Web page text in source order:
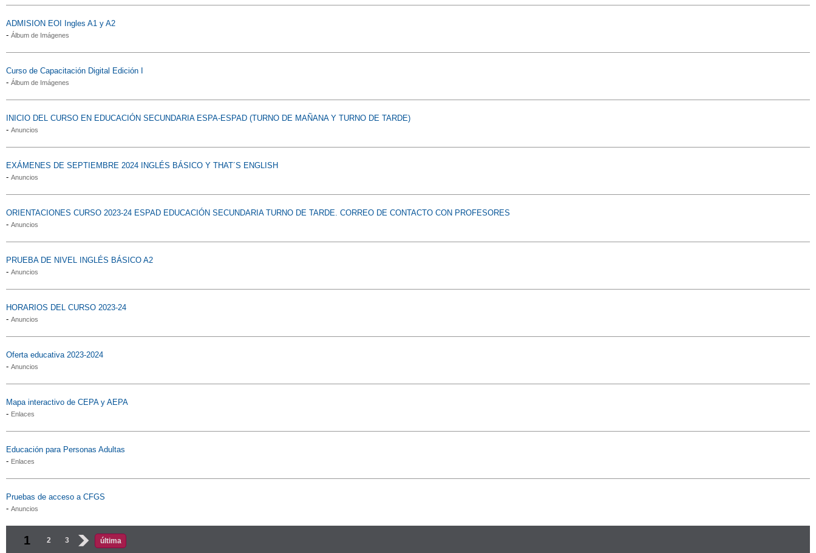
ADMISION EOI Ingles A1 y A2
- Álbum de Imágenes
Curso de Capacitación Digital Edición I
- Álbum de Imágenes
INICIO DEL CURSO EN EDUCACIÓN SECUNDARIA ESPA-ESPAD (TURNO DE MAÑANA Y TURNO DE TARDE)
- Anuncios
EXÁMENES DE SEPTIEMBRE 2024 INGLÉS BÁSICO Y THAT´S ENGLISH
- Anuncios
ORIENTACIONES CURSO 2023-24 ESPAD EDUCACIÓN SECUNDARIA TURNO DE TARDE. CORREO DE CONTACTO CON PROFESORES
- Anuncios
PRUEBA DE NIVEL INGLÉS BÁSICO A2
- Anuncios
HORARIOS DEL CURSO 2023-24
- Anuncios
Oferta educativa 2023-2024
- Anuncios
Mapa interactivo de CEPA y AEPA
- Enlaces
Educación para Personas Adultas
- Enlaces
Pruebas de acceso a CFGS
- Anuncios
Páginas
1 2 3 › última